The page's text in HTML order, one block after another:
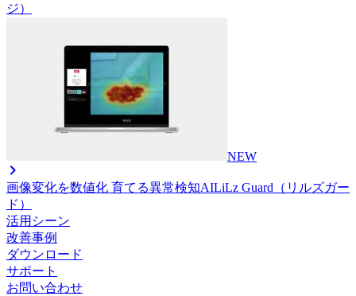
ジ）
NEW
画像変化を数値化 育てる異常検知AILiLz Guard（リルズガー
ド）
活用シーン
改善事例
ダウンロード
サポート
お問い合わせ